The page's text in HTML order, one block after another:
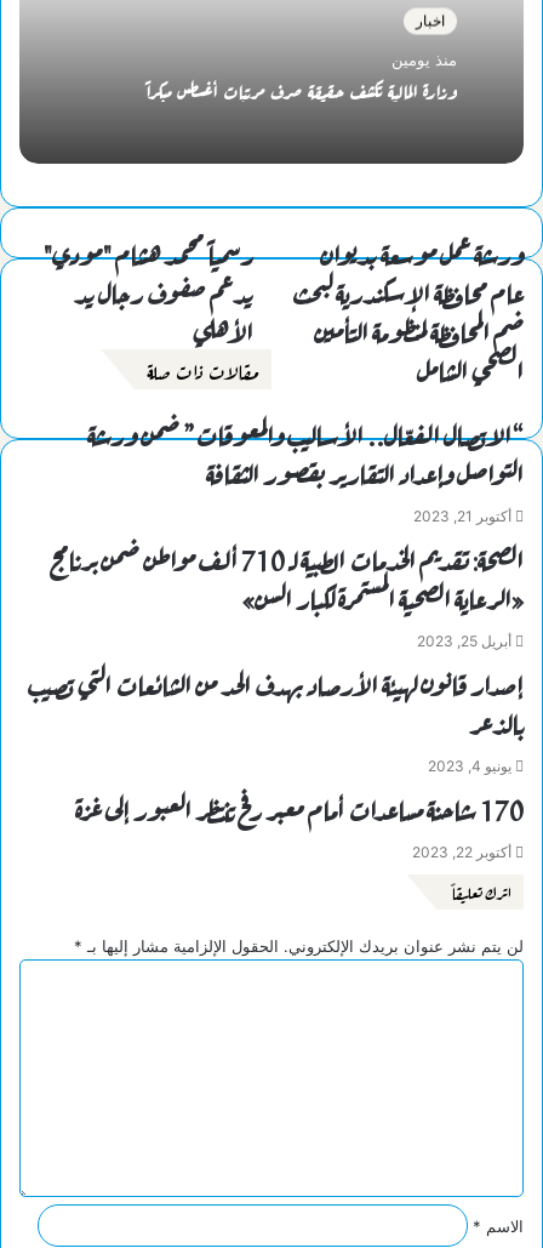
اخبار
منذ يومين
وزارة المالية تكشف حقيقة صرف مرتبات أغسطس مبكراً
ورشة عمل موسعة بديوان
عام محافظة الإسكندرية لبحث
ضم المحافظة لمنظومة التأمين
الصحي الشامل
يدعم صفوف رجال يد
الأهلي
مقالات ذات صلة
“الاتصال الفعّال.. الأساليب والمعوقات” ضمن ورشة
التواصل وإعداد التقارير بقصور الثقافة
أكتوبر 21, 2023
الصحة: تقديم الخدمات الطبية لـ 710 ألف مواطن ضمن برنامج
«الرعاية الصحية المستمرة لكبار السن»
أبريل 25, 2023
إصدار قانون لهيئة الأرصاد بهدف الحد من الشائعات التي تصيب
بالذعر
يونيو 4, 2023
170 شاحنة مساعدات أمام معبر رفح تنتظر العبور إلى غزة
أكتوبر 22, 2023
اترك تعليقاً
لن يتم نشر عنوان بريدك الإلكتروني. الحقول الإلزامية مشار إليها بـ *
ا
الاسم *